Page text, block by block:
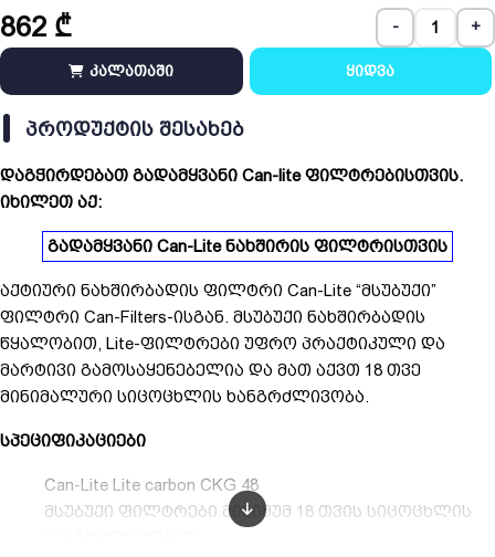
862 ₾ - +
კალათაში ყიდვა
ᲞᲠᲝᲓᲣᲥᲢᲘᲡ ᲨᲔᲡᲐᲮᲔᲑ
დაგჭირდებათ გადამყვანი Can-lite ფილტრებისთვის.
იხილეთ აქ:
გადამყვანი Can-Lite ნახშირის ფილტრისთვის
აქტიური ნახშირბადის ფილტრი Can-Lite “მსუბუქი”
ფილტრი Can-Filters-ისგან. მსუბუქი ნახშირბადის
წყალობით, Lite-ფილტრები უფრო პრაქტიკული და
მარტივი გამოსაყენებელია და მათ აქვთ 18 თვე
მინიმალური სიცოცხლის ხანგრძლივობა.
სპეციფიკაციები
Can-Lite Lite carbon CKG 48
მსუბუქი ფილტრები მინიმუმ 18 თვის სიცოცხლის